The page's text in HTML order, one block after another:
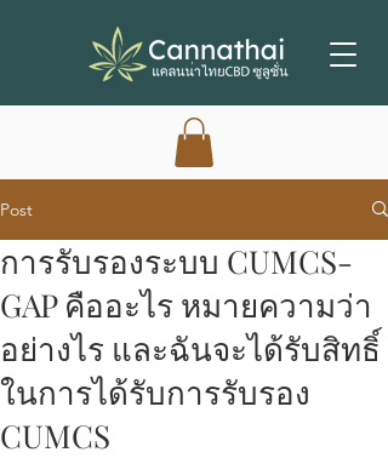
Post
การรับรองระบบ CUMCS-
GAP คืออะไร หมายความว่า
อย่างไร และฉันจะได้รับสิทธิ์
ในการได้รับการรับรอง
CUMCS